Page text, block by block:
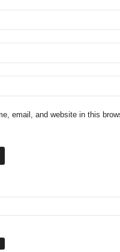
email, and website in this